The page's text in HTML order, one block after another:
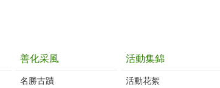
善化采風
名勝古蹟
活動集錦
活動花絮